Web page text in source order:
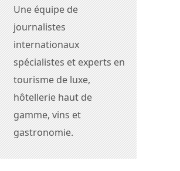
Une équipe de
journalistes
internationaux
spécialistes et experts en
tourisme de luxe,
hôtellerie haut de
gamme, vins et
gastronomie.